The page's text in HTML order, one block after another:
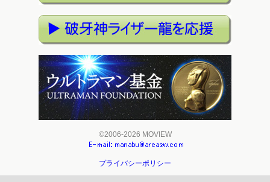
©2006-2026 MOVIEW
プライバシーポリシー